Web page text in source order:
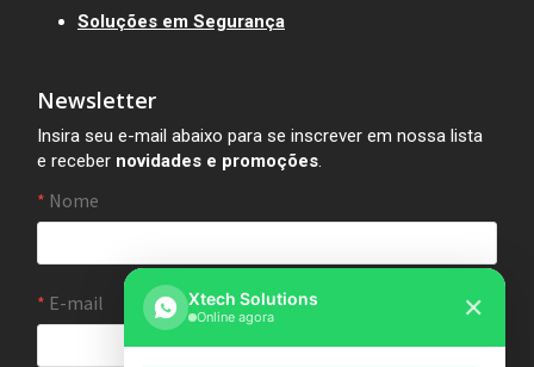
Soluções em Segurança
Newsletter
Insira seu e-mail abaixo para se inscrever em nossa lista
e receber novidades e promoções.
Xtech Solutions
Online agora ✕